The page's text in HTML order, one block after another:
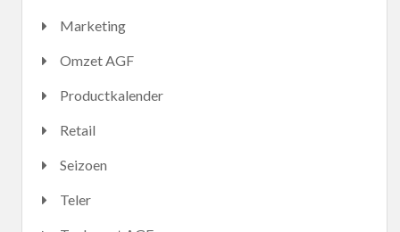
Marketing
Omzet AGF
Productkalender
Retail
Seizoen
Teler